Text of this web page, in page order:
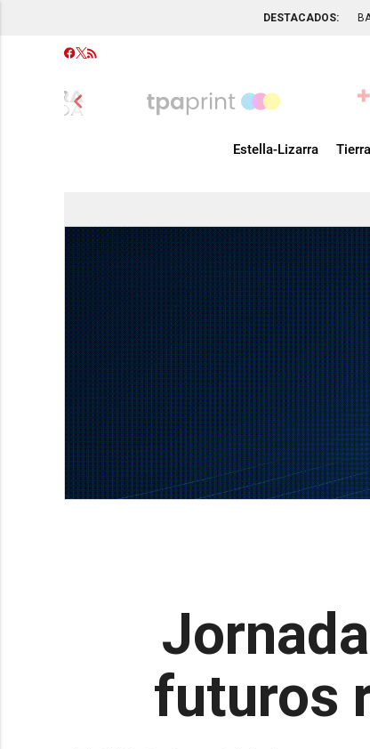
DESTACADOS:
chevron_left
Estella-Lizarra
futuros